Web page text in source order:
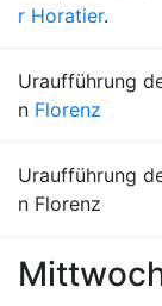
r Horatier.
Uraufführung
n Florenz
Uraufführung
n Florenz